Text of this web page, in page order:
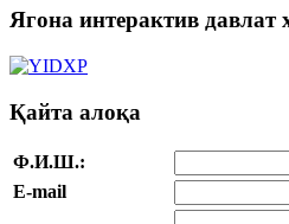
Ягона интерактив давлат
Қайта алоқа
Ф.И.Ш.:
E-mail